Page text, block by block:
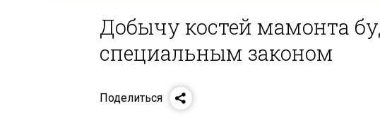
Добычу костей мамонта
специальным законом
Поделиться